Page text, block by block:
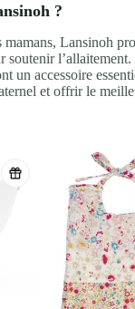
?
Lansinoh
soutenir
un accessoire
et offrir le